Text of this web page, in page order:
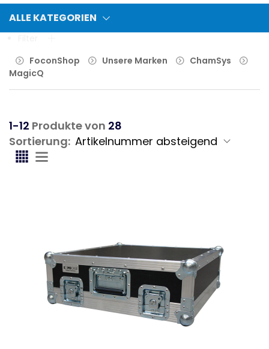
ALLE KATEGORIEN
FoconShop
Unsere Marken
ChamSys
MagicQ
1-12 Produkte von 28
Sortierung: